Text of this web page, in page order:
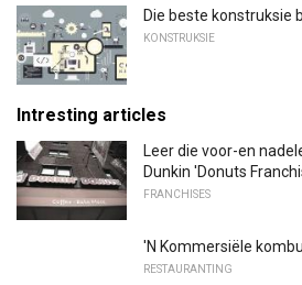
Die beste konstruksie
KONSTRUKSIE
Intresting articles
Leer die voor-en
Dunkin 'Donuts
FRANCHISES
'N Kommersiële
RESTAURANTING